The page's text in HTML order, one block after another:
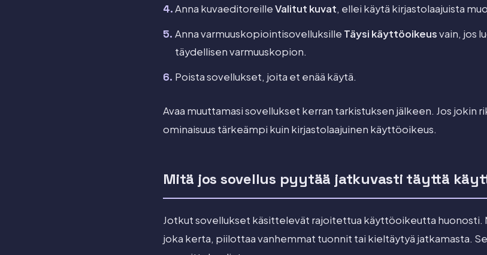
Anna kuvaeditoreilleValitut kuvat, ellei käytä kirjastolaajuista
Anna varmuuskopiointisovelluksille Täysi käyttöoikeusvain, jos
täydellisen varmuuskopion.
Poista sovellukset, joita et enää käytä.
Avaa muuttamasi sovellukset kerran tarkistuksen jälkeen. Jos jokin
ominaisuus tärkeämpi kuin kirjastolaajuinen käyttöoikeus.
Mitä jos sovellus pyytää jatkuvasti täyttä
Jotkut sovellukset käsittelevät rajoitettua käyttöoikeutta huonosti.
joka kerta, piilottaa vanhemmat tuonnit tai kieltäytyä jatkamasta.